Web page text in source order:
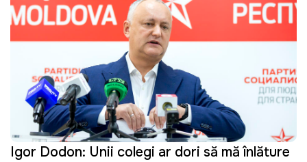
Igor Dodon: Unii colegi ar dori să mă înlăture